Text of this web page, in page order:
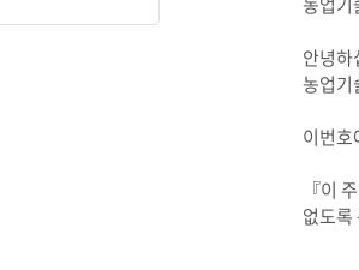
안녕하
농업
이번호
『이
없도록